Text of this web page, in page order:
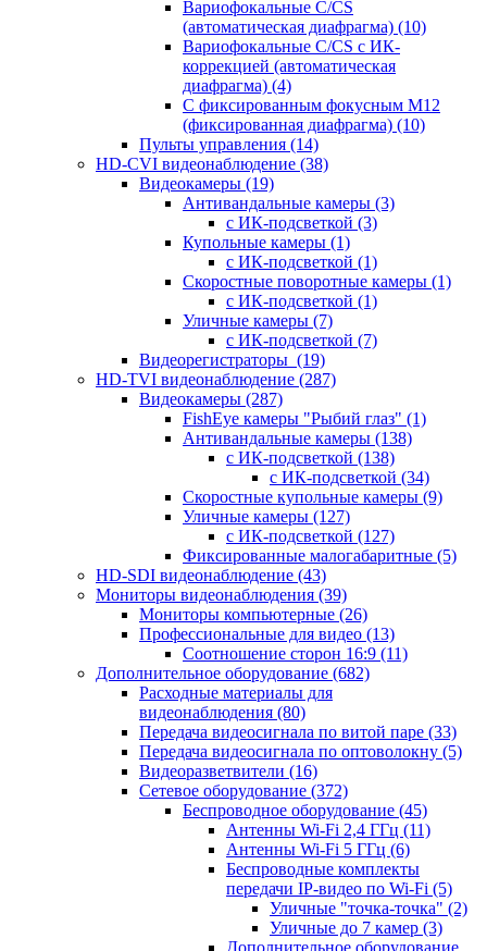
Вариофокальные C/CS
(автоматическая диафрагма) (10)
Вариофокальные C/CS с ИК-
коррекцией (автоматическая
диафрагма) (4)
С фиксированным фокусным М12
(фиксированная диафрагма) (10)
Пульты управления (14)
HD-CVI видеонаблюдение (38)
Видеокамеры (19)
Антивандальные камеры (3)
с ИК-подсветкой (3)
Купольные камеры (1)
с ИК-подсветкой (1)
Скоростные поворотные камеры (1)
с ИК-подсветкой (1)
Уличные камеры (7)
с ИК-подсветкой (7)
Видеорегистраторы (19)
HD-TVI видеонаблюдение (287)
Видеокамеры (287)
FishEye камеры "Рыбий глаз" (1)
Антивандальные камеры (138)
с ИК-подсветкой (138)
с ИК-подсветкой (34)
Скоростные купольные камеры (9)
Уличные камеры (127)
с ИК-подсветкой (127)
Фиксированные малогабаритные (5)
HD-SDI видеонаблюдение (43)
Мониторы видеонаблюдения (39)
Мониторы компьютерные (26)
Профессиональные для видео (13)
Соотношение сторон 16:9 (11)
Дополнительное оборудование (682)
Расходные материалы для
видеонаблюдения (80)
Передача видеосигнала по витой паре (33)
Передача видеосигнала по оптоволокну (5)
Видеоразветвители (16)
Сетевое оборудование (372)
Беспроводное оборудование (45)
Антенны Wi-Fi 2,4 ГГц (11)
Антенны Wi-Fi 5 ГГц (6)
Беспроводные комплекты
передачи IP-видео по Wi-Fi (5)
Уличные "точка-точка" (2)
Уличные до 7 камер (3)
Дополнительное оборудование